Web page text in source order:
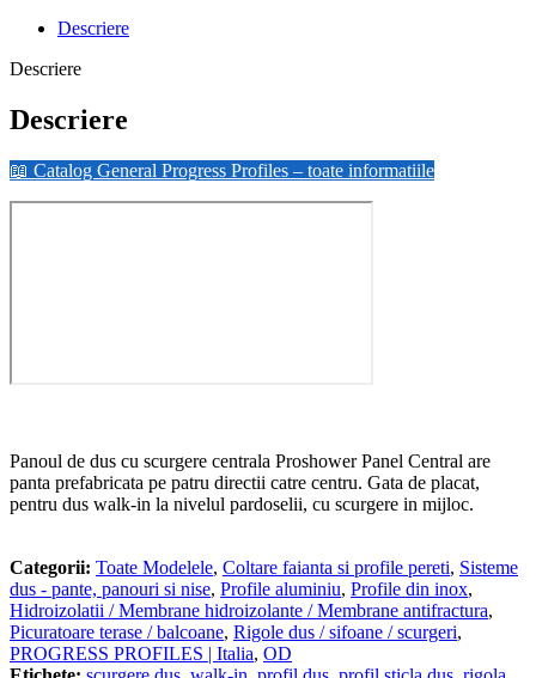
Descriere
Descriere
Descriere
📖 Catalog General Progress Profiles – toate informatiile
Panoul de dus cu scurgere centrala Proshower Panel Central are
panta prefabricata pe patru directii catre centru. Gata de placat,
pentru dus walk-in la nivelul pardoselii, cu scurgere in mijloc.
Categorii: Toate Modelele, Coltare faianta si profile pereti, Sisteme
dus - pante, panouri si nise, Profile aluminiu, Profile din inox,
Hidroizolatii / Membrane hidroizolante / Membrane antifractura,
Picuratoare terase / balcoane, Rigole dus / sifoane / scurgeri,
PROGRESS PROFILES | Italia, OD